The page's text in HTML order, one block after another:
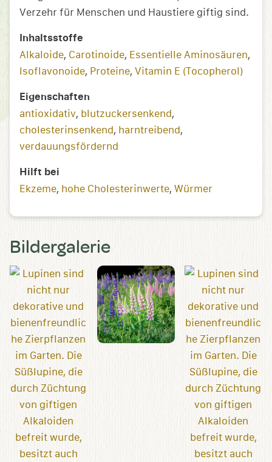
Verzehr für Menschen und Haustiere giftig sind.
Inhaltsstoffe
Alkaloide, Carotinoide, Essentielle Aminosäuren,
Isoflavonoide, Proteine, Vitamin E (Tocopherol)
Eigenschaften
antioxidativ, blutzuckersenkend,
cholesterinsenkend, harntreibend,
verdauungsfördernd
Hilft bei
Ekzeme, hohe Cholesterinwerte, Würmer
Bildergalerie